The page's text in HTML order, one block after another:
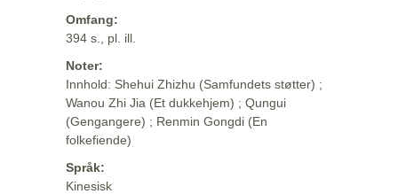
Omfang:
394 s., pl. ill.
Noter:
Innhold: Shehui Zhizhu (Samfundets støtter) ;
Wanou Zhi Jia (Et dukkehjem) ; Qungui
(Gengangere) ; Renmin Gongdi (En
folkefiende)
Språk:
Kinesisk